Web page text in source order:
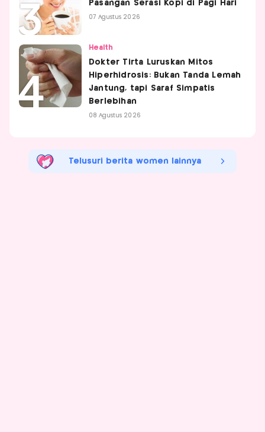
Pasangan Serasi Kopi di Pagi Hari
07 Agustus 2026
Health
Dokter Tirta Luruskan Mitos
Hiperhidrosis: Bukan Tanda Lemah
Jantung, tapi Saraf Simpatis
Berlebihan
08 Agustus 2026
Telusuri berita women lainnya